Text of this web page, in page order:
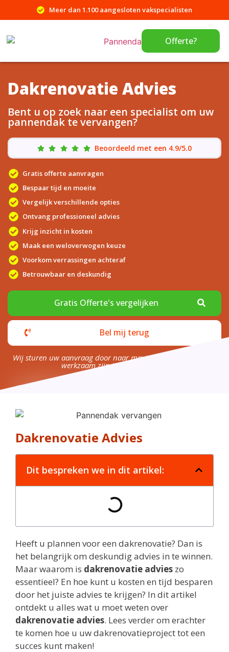
Meer dan 1.100 aangesloten vakspecialisten
Offerte?
Dakrenovatie Advies
Bent u op zoek naar een specialist om uw
pannendak te vervangen?
Beoordeeld met een 4.9/5.0
Gratis offerte aanvragen
Bespaar tijd en moeite
Vergelijk verschillende opties
Ontvang professioneel advies
Krijg inzicht in kosten
Maak een weloverwogen keuze
Voorkom verrassingen achteraf
Betrouwbaar en deskundig
Gratis Offerte's vergelijken
Bel mij terug
Wij sturen uw aanvraag door naar maximaal 4 bedrijven die
werkzaam zijn in uw omgeving.
Dakrenovatie Advies
Dit bespreken we in dit artikel:
Heeft u plannen voor een dakrenovatie? Dan is
het belangrijk om deskundig advies in te winnen.
Maar waarom is dakrenovatie advies zo
essentieel? En hoe kunt u kosten en tijd besparen
door het juiste advies te krijgen? In dit artikel
ontdekt u alles wat u moet weten over
dakrenovatie advies. Lees verder om erachter
te komen hoe u uw dakrenovatieproject tot een
succes kunt maken!